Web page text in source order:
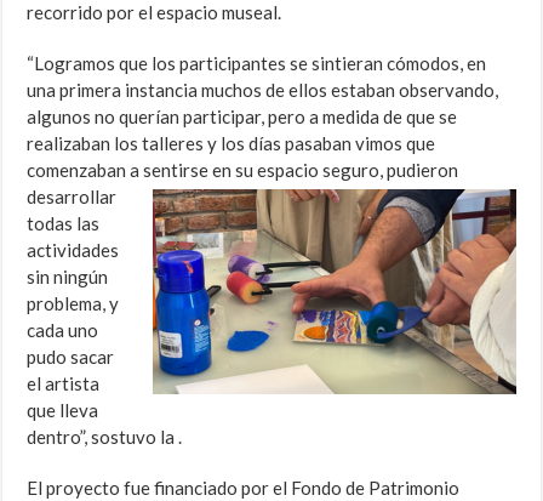
recorrido por el espacio museal.
“Logramos que los participantes se sintieran cómodos, en
una primera instancia muchos de ellos estaban observando,
algunos no querían participar, pero a medida de que se
realizaban los talleres y los días pasaban vimos que
comenzaban a sentirse en su espacioseguro, pudieron
desarrollar
todas las
actividades
sin ningún
problema, y
cada uno
pudo sacar
el artista
que lleva
dentro”, sostuvo la .
El proyecto fue financiado por el Fondo de Patrimonio